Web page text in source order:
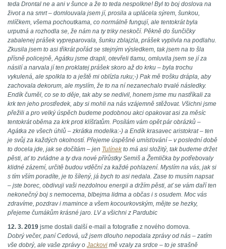
teda Drontal ne a ani v šunce a že to teda nespolkne! Byl to boj doslova na
život a na smrt – domlouvala jsem jí, prosila a uplácela sýrem, šunkou,
mlíčkem, všema pochoutkama, co normálně fungují, ale tentokrát byla
urputná a rozhodla se, že nám na ty triky neskočí. Pěkně do šunčičky
zabalenej prášek vypreparovala, šunku zblajzla, prášek vyplivla na podlahu.
Zkusila jsem to asi třikrát pořád se stejným výsledkem, tak jsem na to šla
přísně policejně, Agátku jsme drapli, otevřeli tlamu, omluvila jsem se jí za
násilí a narvala jí ten proklatej prášek skoro až do krku – byla trochu
vykulená, ale spolkla to a ještě mi oblízla ruku;-) Pak mě trošku drápla, aby
zachovala dekorum, ale myslím, že to na ní nezanechalo trvalé následky.
Endík čuměl, co se to děje, tak aby se nedivil, honem jsme mu nastříkali za
krk ten jeho prostředek, aby si mohli na nás vzájemně stěžovat. Všichni jsme
přežili a pro velký úspěch budeme podobnou akci opakovat asi za měsíc
tentokrát oběma za krk proti klíšťatům. Posílám vám opět pár obrázků –
Agátka ze všech úhlů – zkrátka modelka:-) a Endík krasavec aristokrat – ten
je svůj za každých okolností. Přejeme úspěšné umísťování – v poslední době
to docela jde, jak se dočítám – jen Tulínek to má asi složitý, tak budeme držet
pěsti, ať to zvládne a ty dva nové přírůstky Semiš a Žemlička by potřebovaly
klidné zázemí, určitě budou vděční za každé pohlazení. Myslím na vás, jak si
s tím vším poradíte, je to šílený, já bych to asi nedala. Zase to musím napsat
– jste borec, obdivuji vaši nezdolnou energii a držím pěsti, ať se vám daří ten
nekonečný boj s nemocema, blbejma lidma a občas i s osudem. Moc vás
zdravíme, pozdrav i mamince a všem kocourkovským, mějte se hezky,
přejeme čumákům krásné jaro. LV a všichni z Pardubic
12. 3. 2019 jsme dostali další e-mail a fotografie z nového domova.
Dobrý večer, paní Cetlová, už jsem dlouho nepodala zprávy od nás – zatím
vše dobrý, ale vaše zprávy o Jackovi mě vzaly za srdce – to je strašně